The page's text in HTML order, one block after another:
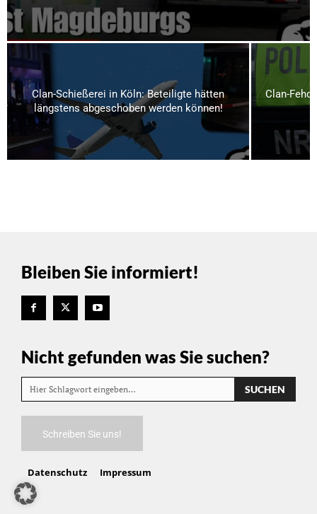
Clan-Schießerei in Köln: Beteiligte hätten
längstens abgeschoben werden können!
Clan-
Bleiben Sie informiert!
Nicht gefunden was Sie suchen?
Hier Schlagwort eingeben… SUCHEN
Schreiben Sie uns!
Datenschutz Impressum